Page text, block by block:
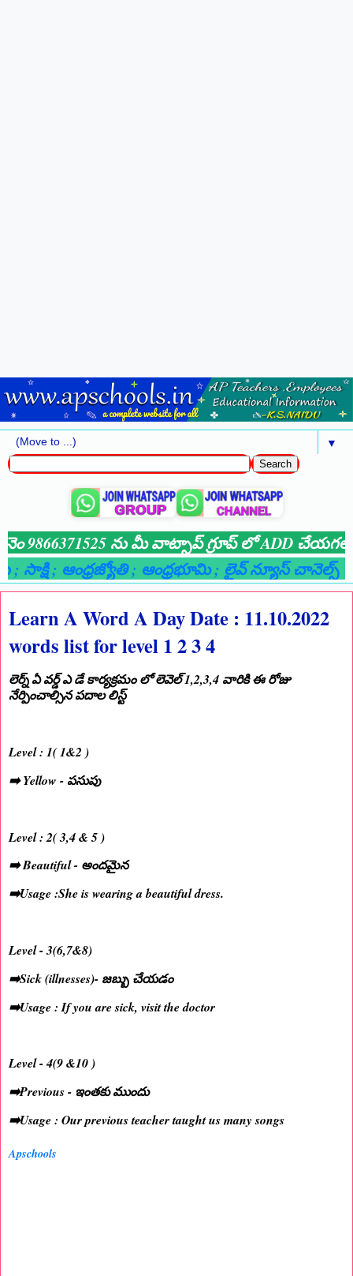
▼
9866371525 ను మీ వాట్సాప్ గ్రూప్ లో ADD చేయగలరు
సాక్షి; ఆంధ్రజ్యోతి; ఆంధ్రభూమి; లైవ్ న్యూస్ చానెల్స్
Learn A Word A Day Date : 11.10.2022
words list for level 1 2 3 4
లెర్న్ ఏ వర్డ్ ఎ డే కార్యక్రమం లో లెవెల్ 1,2,3,4 వారికి ఈ రోజు
నేర్పించాల్సిన పదాల లిస్ట్
Level : 1( 1&2 )
➡️ Yellow - పసుపు
Level : 2( 3,4 & 5 )
➡️ Beautiful - అందమైన
➡️Usage :She is wearing a beautiful dress.
Level - 3(6,7&8)
➡️Sick (illnesses)- జబ్బు చేయడం
➡️Usage : If you are sick, visit the doctor
Level - 4(9 &10 )
➡️Previous - ఇంతకు ముందు
➡️Usage : Our previous teacher taught us many songs
Apschools